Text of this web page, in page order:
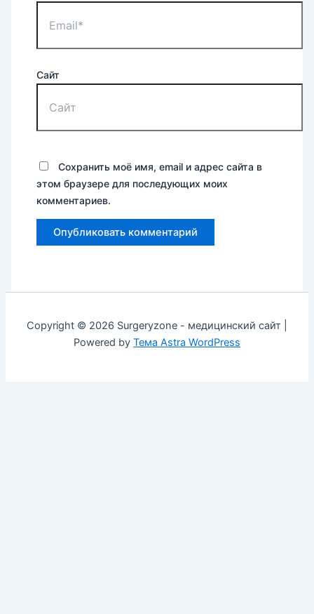
Сайт
Сохранить моё имя, email и адрес сайта в
этом браузере для последующих моих
комментариев.
Copyright © 2026 Surgeryzone - медицинский сайт |
Powered by Тема Astra WordPress